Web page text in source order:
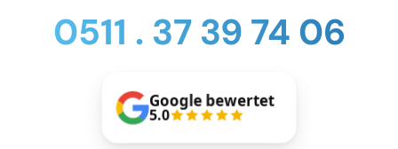
Preise
0511 . 37 39 74 06
Google bewertet
5.0